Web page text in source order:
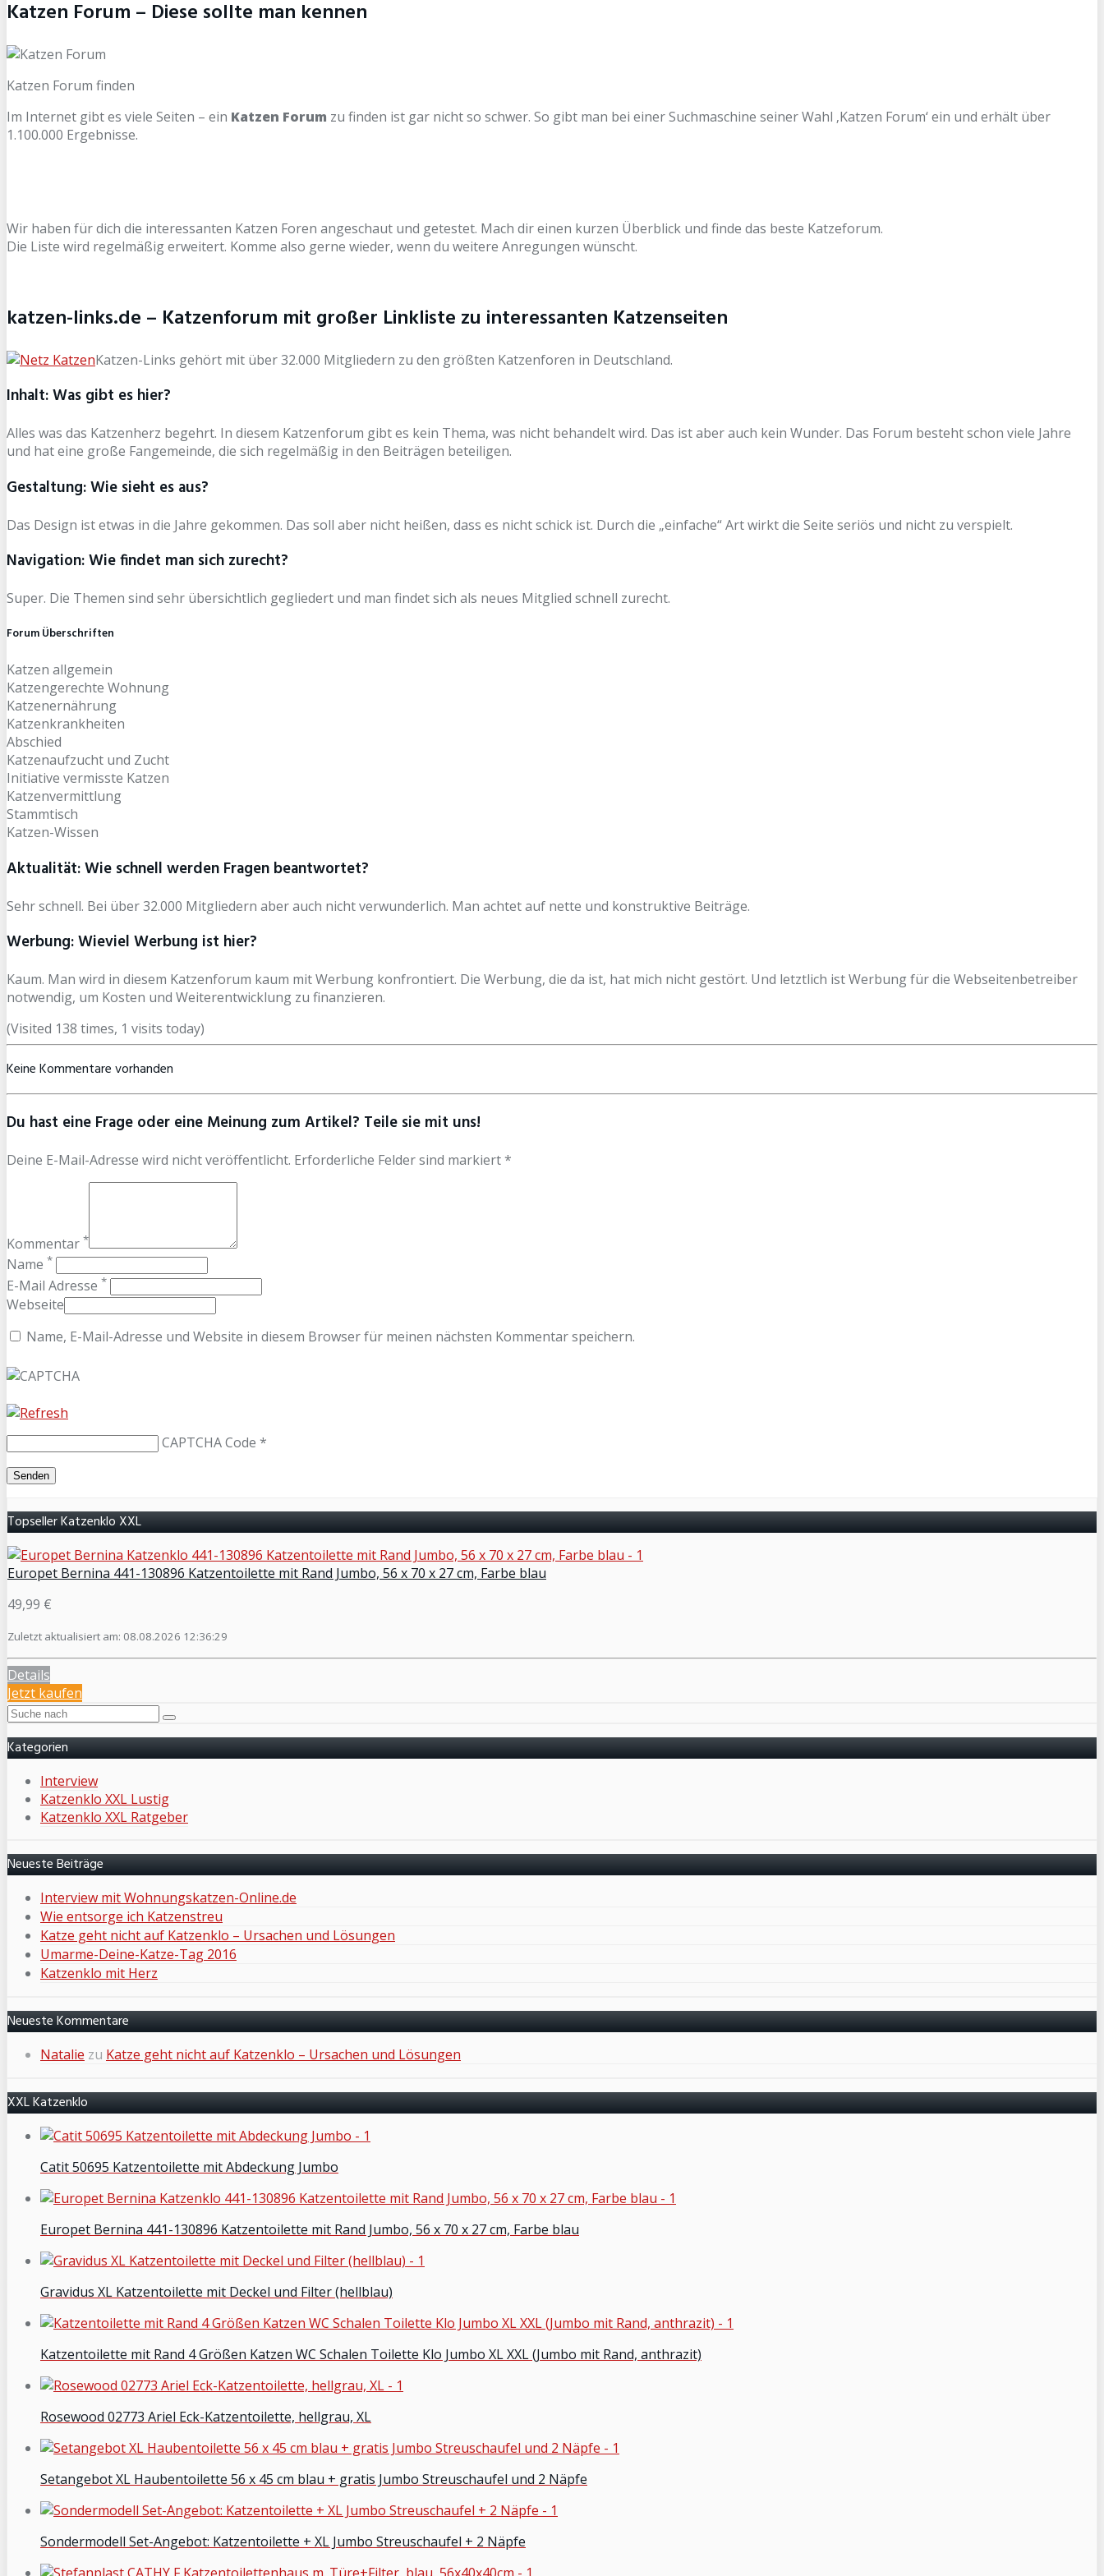
Katzen Forum – Diese sollte man kennen
Katzen Forum finden
Im Internet gibt es viele Seiten – ein Katzen Forum zu finden ist gar nicht so schwer. So gibt man bei einer Suchmaschine seiner Wahl ‚Katzen Forum‘ ein und erhält über
1.100.000 Ergebnisse.
Wir haben für dich die interessanten Katzen Foren angeschaut und getestet. Mach dir einen kurzen Überblick und finde das beste Katzeforum.
Die Liste wird regelmäßig erweitert. Komme also gerne wieder, wenn du weitere Anregungen wünscht.
katzen-links.de – Katzenforum mit großer Linkliste zu interessanten Katzenseiten
Katzen-Links gehört mit über 32.000 Mitgliedern zu den größten Katzenforen in Deutschland.
Inhalt: Was gibt es hier?
Alles was das Katzenherz begehrt. In diesem Katzenforum gibt es kein Thema, was nicht behandelt wird. Das ist aber auch kein Wunder. Das Forum besteht schon viele Jahre
und hat eine große Fangemeinde, die sich regelmäßig in den Beiträgen beteiligen.
Gestaltung: Wie sieht es aus?
Das Design ist etwas in die Jahre gekommen. Das soll aber nicht heißen, dass es nicht schick ist. Durch die „einfache“ Art wirkt die Seite seriös und nicht zu verspielt.
Navigation: Wie findet man sich zurecht?
Super. Die Themen sind sehr übersichtlich gegliedert und man findet sich als neues Mitglied schnell zurecht.
Forum Überschriften
Katzen allgemein
Katzengerechte Wohnung
Katzenernährung
Katzenkrankheiten
Abschied
Katzenaufzucht und Zucht
Initiative vermisste Katzen
Katzenvermittlung
Stammtisch
Katzen-Wissen
Aktualität: Wie schnell werden Fragen beantwortet?
Sehr schnell. Bei über 32.000 Mitgliedern aber auch nicht verwunderlich. Man achtet auf nette und konstruktive Beiträge.
Werbung: Wieviel Werbung ist hier?
Kaum. Man wird in diesem Katzenforum kaum mit Werbung konfrontiert. Die Werbung, die da ist, hat mich nicht gestört. Und letztlich ist Werbung für die Webseitenbetreiber
notwendig, um Kosten und Weiterentwicklung zu finanzieren.
(Visited 138 times, 1 visits today)
Keine Kommentare vorhanden
Du hast eine Frage oder eine Meinung zum Artikel? Teile sie mit uns!
Deine E-Mail-Adresse wird nicht veröffentlicht. Erforderliche Felder sind markiert *
Kommentar *
Name *
E-Mail Adresse *
Webseite
Name, E-Mail-Adresse und Website in diesem Browser für meinen nächsten Kommentar speichern.
CAPTCHA Code *
Topseller Katzenklo XXL
Europet Bernina 441-130896 Katzentoilette mit Rand Jumbo, 56 x 70 x 27 cm, Farbe blau
49,99 €
Zuletzt aktualisiert am: 08.08.2026 12:36:29
Details
Jetzt kaufen
Kategorien
Interview
Katzenklo XXL Lustig
Katzenklo XXL Ratgeber
Neueste Beiträge
Interview mit Wohnungskatzen-Online.de
Wie entsorge ich Katzenstreu
Katze geht nicht auf Katzenklo – Ursachen und Lösungen
Umarme-Deine-Katze-Tag 2016
Katzenklo mit Herz
Neueste Kommentare
Natalie zu Katze geht nicht auf Katzenklo – Ursachen und Lösungen
XXL Katzenklo
Catit 50695 Katzentoilette mit Abdeckung Jumbo
Europet Bernina 441-130896 Katzentoilette mit Rand Jumbo, 56 x 70 x 27 cm, Farbe blau
Gravidus XL Katzentoilette mit Deckel und Filter (hellblau)
Katzentoilette mit Rand 4 Größen Katzen WC Schalen Toilette Klo Jumbo XL XXL (Jumbo mit Rand, anthrazit)
Rosewood 02773 Ariel Eck-Katzentoilette, hellgrau, XL
Setangebot XL Haubentoilette 56 x 45 cm blau + gratis Jumbo Streuschaufel und 2 Näpfe
Sondermodell Set-Angebot: Katzentoilette + XL Jumbo Streuschaufel + 2 Näpfe